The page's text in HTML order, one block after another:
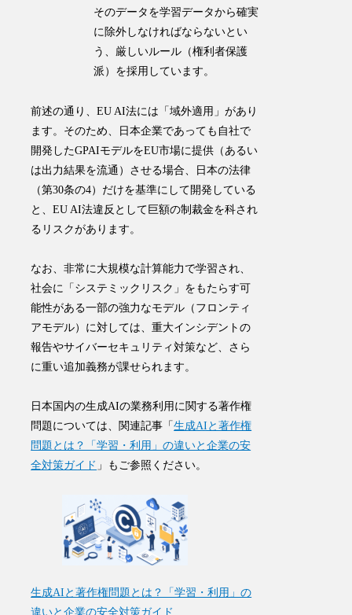
そのデータを学習データから確実
に除外しなければならないとい
う、厳しいルール（権利者保護
派）を採用しています。
前述の通り、EU AI法には「域外適用」があり
ます。そのため、日本企業であっても自社で
開発したGPAIモデルをEU市場に提供（あるい
は出力結果を流通）させる場合、日本の法律
（第30条の4）だけを基準にして開発している
と、EU AI法違反として巨額の制裁金を科され
るリスクがあります。
なお、非常に大規模な計算能力で学習され、
社会に「システミックリスク」をもたらす可
能性がある一部の強力なモデル（フロンティ
アモデル）に対しては、重大インシデントの
報告やサイバーセキュリティ対策など、さら
に重い追加義務が課せられます。
日本国内の生成AIの業務利用に関する著作権
問題については、関連記事「生成AIと著作権
問題とは？「学習・利用」の違いと企業の安
全対策ガイド 」もご参照ください。
生成AIと著作権問題とは？「学習・利用」の
違いと企業の安全対策ガイド